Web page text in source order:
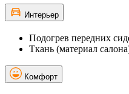
Интерьер
Подогрев передних
Ткань (материал
Комфорт